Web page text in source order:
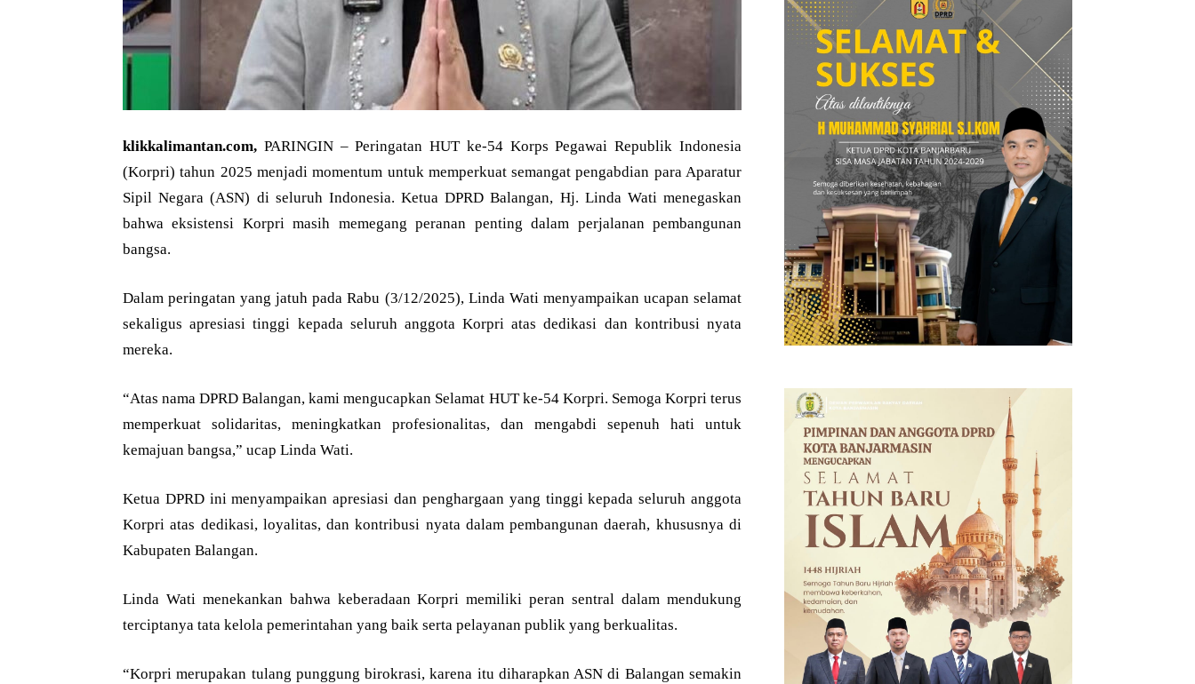
klikkalimantan.com, PARINGIN – Peringatan HUT ke-54 Korps Pegawai Republik Indonesia
(Korpri) tahun 2025 menjadi momentum untuk memperkuat semangat pengabdian para Aparatur
Sipil Negara (ASN) di seluruh Indonesia. Ketua DPRD Balangan, Hj. Linda Wati menegaskan
bahwa eksistensi Korpri masih memegang peranan penting dalam perjalanan pembangunan
bangsa.
Dalam peringatan yang jatuh pada Rabu (3/12/2025), Linda Wati menyampaikan ucapan selamat
sekaligus apresiasi tinggi kepada seluruh anggota Korpri atas dedikasi dan kontribusi nyata
mereka.
“Atas nama DPRD Balangan, kami mengucapkan Selamat HUT ke-54 Korpri. Semoga Korpri terus
memperkuat solidaritas, meningkatkan profesionalitas, dan mengabdi sepenuh hati untuk
kemajuan bangsa,” ucap Linda Wati.
Ketua DPRD ini menyampaikan apresiasi dan penghargaan yang tinggi kepada seluruh anggota
Korpri atas dedikasi, loyalitas, dan kontribusi nyata dalam pembangunan daerah, khususnya di
Kabupaten Balangan.
Linda Wati menekankan bahwa keberadaan Korpri memiliki peran sentral dalam mendukung
terciptanya tata kelola pemerintahan yang baik serta pelayanan publik yang berkualitas.
“Korpri merupakan tulang punggung birokrasi, karena itu diharapkan ASN di Balangan semakin